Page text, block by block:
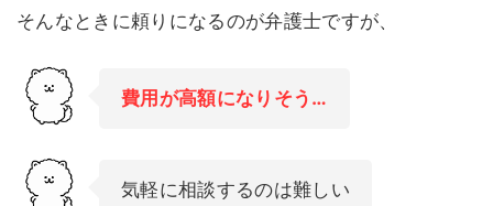
そんなときに頼りになるのが弁護士ですが、
費用が高額になりそう…
気軽に相談するのは難しい